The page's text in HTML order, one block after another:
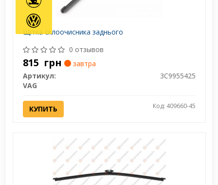
Щітка склоочисника заднього
0 отзывов
815 грн
завтра
Артикул:
3C9955425
VAG
КУПИТЬ Код: 409660-45